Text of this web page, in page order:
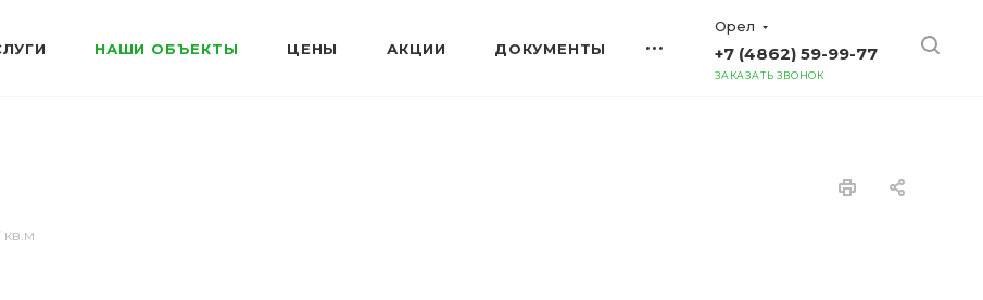
Орел
+7 (4862) 59-99-77
ЗАКАЗАТЬ ЗВОНОК
НАШИ ОБЪЕКТЫ ЦЕНЫ АКЦИИ ДОКУМЕНТЫ
кв.м